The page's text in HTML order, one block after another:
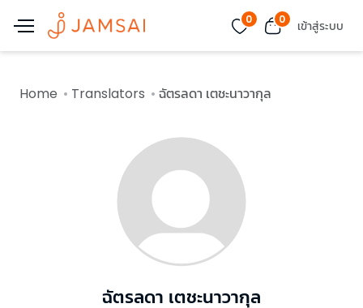
0 0 เข้าสู่ระบบ
Home Translators ฉัตรลดา เตชะนาวากุล
ฉัตรลดา เตชะนาวากุล